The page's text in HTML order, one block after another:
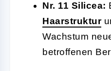
Nr. 11 Silicea:
Haarstruktur
Wachstum
betroffenen